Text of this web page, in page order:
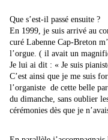
Que s’est-il passé ensuite ?
En 1999, je suis arrivé au
curé Labenne Cap-Breton
l’orgue. ( il avait un
Je lui ai dit : « Je suis
C’est ainsi que je me suis
l’organiste de cette belle
du dimanche, sans oublier
cérémonies dès que je